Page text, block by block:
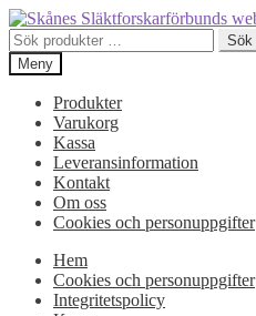
Hoppa
till
navigering
Hoppa
till
innehåll
Sök
efter:
Sök
Meny
Produkter
Varukorg
Kassa
Leveransinformation
Kontakt
Om oss
Cookies och personuppgifter
Hem
Cookies och personuppgifter
Integritetspolicy